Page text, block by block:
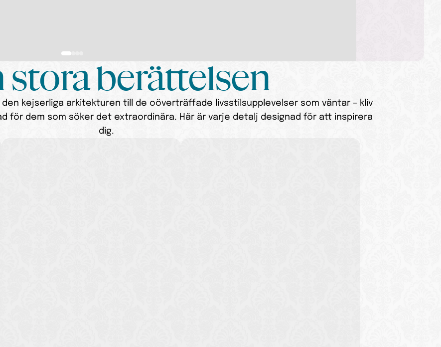
stora berättelsen
kejserliga arkitekturen till de oöverträffade livsstilsupplevelser som väntar – kliv
för dem som söker det extraordinära. Här är varje detalj designad för att inspirera
dig.